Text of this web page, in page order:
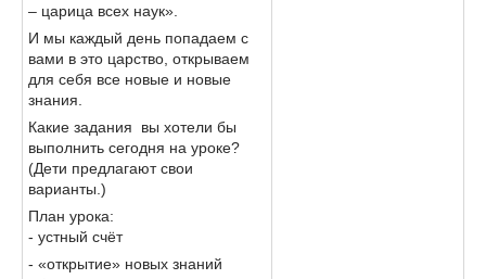
– царица всех наук».
И мы каждый день попадаем с
вами в это царство, открываем
для себя все новые и новые
знания.
Какие задания вы хотели бы
выполнить сегодня на уроке?
(Дети предлагают свои
варианты.)
План урока:
- устный счёт
- «открытие» новых знаний